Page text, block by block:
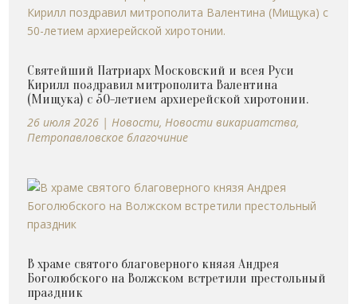
Святейший Патриарх Московский и всея Руси
Кирилл поздравил митрополита Валентина
(Мищука) с 50-летием архиерейской хиротонии.
26 июля 2026 | Новости, Новости викариатства,
Петропавловское благочиние
В храме святого благоверного князя Андрея
Боголюбского на Волжском встретили престольный
праздник